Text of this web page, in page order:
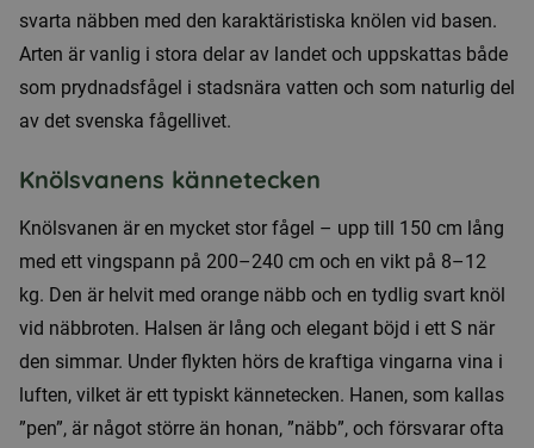
svarta näbben med den karaktäristiska knölen vid basen.
Arten är vanlig i stora delar av landet och uppskattas både
som prydnadsfågel i stadsnära vatten och som naturlig del
av det svenska fågellivet.
Knölsvanens kännetecken
Knölsvanen är en mycket stor fågel – upp till 150 cm lång
med ett vingspann på 200–240 cm och en vikt på 8–12
kg. Den är helvit med orange näbb och en tydlig svart knöl
vid näbbroten. Halsen är lång och elegant böjd i ett S när
den simmar. Under flykten hörs de kraftiga vingarna vina i
luften, vilket är ett typiskt kännetecken. Hanen, som kallas
”pen”, är något större än honan, ”näbb”, och försvarar ofta